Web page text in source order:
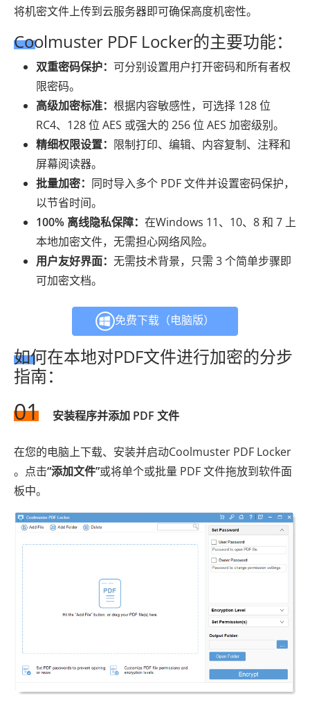
将机密文件上传到云服务器即可确保高度机密性。
Coolmuster PDF Locker的主要功能：
双重密码保护： 可分别设置用户打开密码和所有者权
限密码。
高级加密标准： 根据内容敏感性，可选择 128 位
RC4、128 位 AES 或强大的 256 位 AES 加密级别。
精细权限设置： 限制打印、编辑、内容复制、注释和
屏幕阅读器。
批量加密： 同时导入多个 PDF 文件并设置密码保护，
以节省时间。
100% 离线隐私保障： 在Windows 11、10、8 和 7 上
本地加密文件，无需担心网络风险。
用户友好界面： 无需技术背景，只需 3 个简单步骤即
可加密文档。
免费下载（电脑版）
如何在本地对PDF文件进行加密的分步
指南：
01 安装程序并添加 PDF 文件
在您的电脑上下载、安装并启动Coolmuster PDF Locker
。点击“添加文件”或将单个或批量 PDF 文件拖放到软件面
板中。